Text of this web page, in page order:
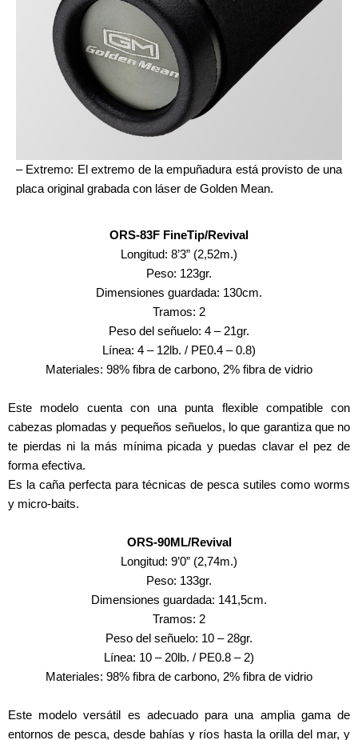
– Extremo: El extremo de la empuñadura está provisto de una
placa original grabada con láser de Golden Mean.
ORS-83F FineTip/Revival
Longitud: 8’3” (2,52m.)
Peso: 123gr.
Dimensiones guardada: 130cm.
Tramos: 2
Peso del señuelo: 4 – 21gr.
Línea: 4 – 12lb. / PE0.4 – 0.8)
Materiales: 98% fibra de carbono, 2% fibra de vidrio
Este modelo cuenta con una punta flexible compatible con
cabezas plomadas y pequeños señuelos, lo que garantiza que no
te pierdas ni la más mínima picada y puedas clavar el pez de
forma efectiva.
Es la caña perfecta para técnicas de pesca sutiles como worms
y micro-baits.
ORS-90ML/Revival
Longitud: 9’0” (2,74m.)
Peso: 133gr.
Dimensiones guardada: 141,5cm.
Tramos: 2
Peso del señuelo: 10 – 28gr.
Línea: 10 – 20lb. / PE0.8 – 2)
Materiales: 98% fibra de carbono, 2% fibra de vidrio
Este modelo versátil es adecuado para una amplia gama de
entornos de pesca, desde bahías y ríos hasta la orilla del mar, y